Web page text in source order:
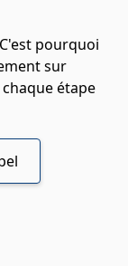
pourquoi
sur
étape